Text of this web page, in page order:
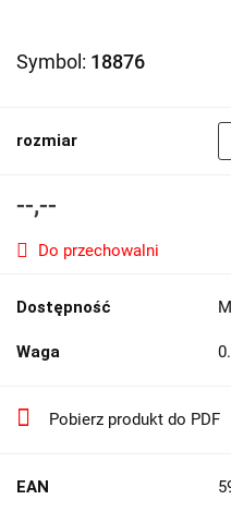
Symbol: 18876
rozmiar
--,--
Do przechowalni
Dostępność
Waga
Pobierz produkt do PDF
EAN